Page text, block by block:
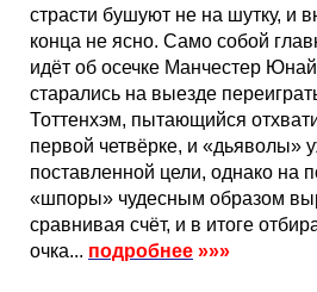
страсти бушуют не на шутку, и
конца не ясно. Само собой
идёт об осечке Манчестер
старались на выезде
Тоттенхэм, пытающийся
первой четвёрке, и «дьяволы»
поставленной цели, однако на
«шпоры» чудесным образом
сравнивая счёт, и в итоге
очка... подробнее »»»